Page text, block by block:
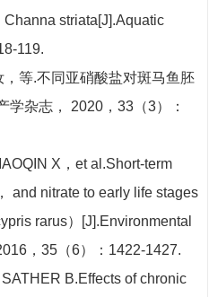
striata[J].Aquatic
119.
等.不同亚硝酸盐对斑马鱼胚
学杂志， 2020，33（3）：
X，et al.Short-term
and nitrate to early life stages
rarus）[J].Environmental
，35（6）：1422-1427.
B.Effects of chronic